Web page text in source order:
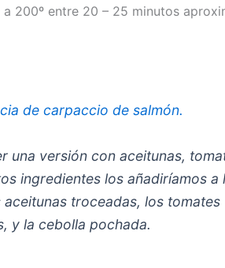
200º entre 20 – 25 minutos
de carpaccio de salmón.
una versión con aceitunas,
ingredientes los añadiríamos a
troceadas, los tomates
y la cebolla pochada.